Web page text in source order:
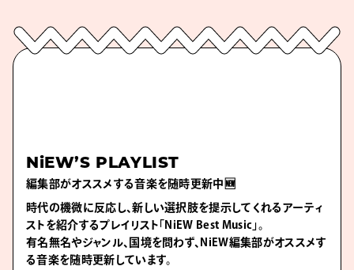
NiEW’S PLAYLIST
編集部がオススメする音楽を随時更新中🆕
時代の機微に反応し、新しい選択肢を提示してくれるアーティ
ストを紹介するプレイリスト「NiEW Best Music」。
有名無名やジャンル、国境を問わず、NiEW編集部がオススメす
る音楽を随時更新しています。